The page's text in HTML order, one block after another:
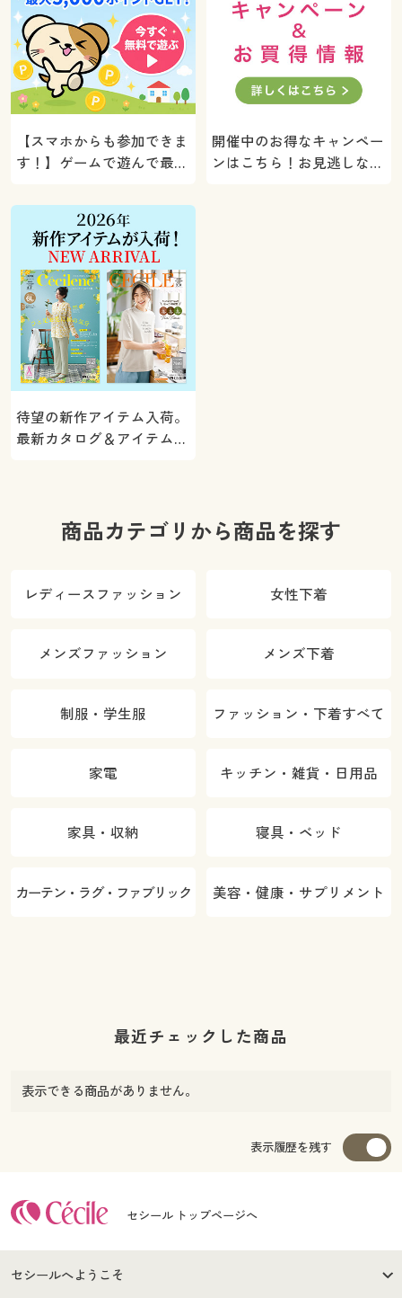
【スマホからも参加できま
す！】ゲームで遊んで最大
ト！
開催中のお得なキャンペー
ンはこちら！お見逃しな
待望の新作アイテム入荷。
最新カタログ＆アイテムを
商品カテゴリから商品を探す
レディースファッション 女性下着
メンズファッション メンズ下着
制服・学生服 ファッション・下着すべて
家電 キッチン・雑貨・日用品
家具・収納 寝具・ベッド
カーテン・ラグ・ファブリック 美容・健康・サプリメント
最近チェックした商品
表示できる商品がありません。
表示履歴を残す
セシール トップページへ
セシールへようこそ